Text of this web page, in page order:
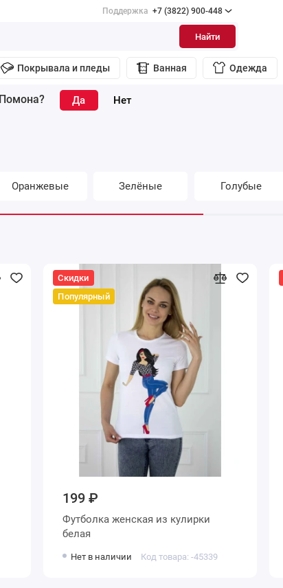
Поддержка +7 (3822) 900-448
Найти
Покрывала и пледы Ванная Одежда
Помона?
Оранжевые Зелёные Голубые
Скидки
Популярный
199 ₽
Футболка женская из кулирки
белая
Нет в наличии Код товара: -45339